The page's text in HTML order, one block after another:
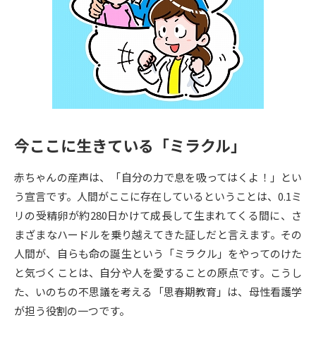
専門学校の資料請求 大学院の資料請求
留学・進学関連、塾・予備校
大学入学共通テスト「受験案
内」の請求
大学入学共通テスト「受験上の
配慮案内」の請求
高等学校卒業程度認定試験
幼稚園教員資格認定試験 小学校教員資格認定試験
高等学校（情報）教員資格認定
試験
大学研究 大学検索
大学で学べる内容や特徴を調べる
今ここに生きている「ミラクル」
赤ちゃんの産声は、「自分の力で息を吸ってはくよ！」とい
う宣言です。人間がここに存在しているということは、0.1ミ
リの受精卵が約280日かけて成長して生まれてくる間に、さ
まざまなハードルを乗り越えてきた証しだと言えます。その
人間が、自らも命の誕生という「ミラクル」をやってのけた
と気づくことは、自分や人を愛することの原点です。こうし
た、いのちの不思議を考える「思春期教育」は、母性看護学
が担う役割の一つです。